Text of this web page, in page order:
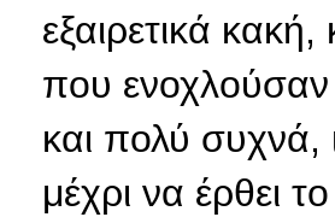
εξαιρετικά
που ενοχλούσαν
και πολύ συχνά,
μέχρι να έρθει